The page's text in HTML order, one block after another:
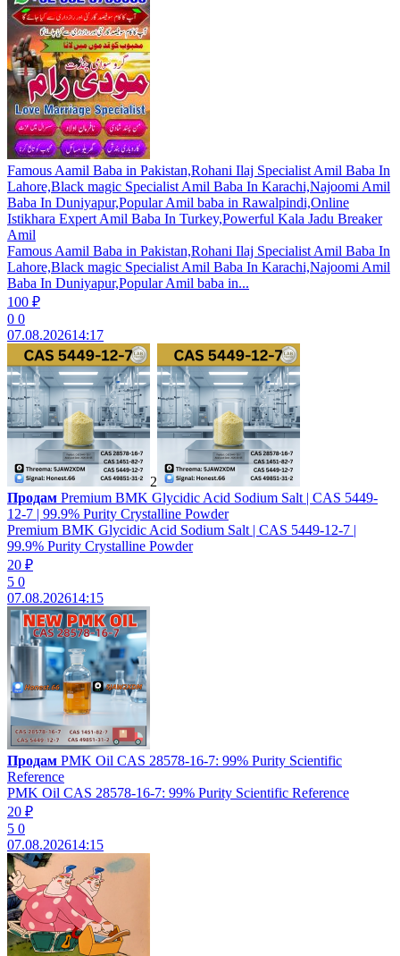
Famous Aamil Baba in Pakistan,Rohani Ilaj Specialist Amil Baba In
Lahore,Black magic Specialist Amil Baba In Karachi,Najoomi Amil
Baba In Duniyapur,Popular Amil baba in Rawalpindi,Online
Istikhara Expert Amil Baba In Turkey,Powerful Kala Jadu Breaker
Amil
Famous Aamil Baba in Pakistan,Rohani Ilaj Specialist Amil Baba In
Lahore,Black magic Specialist Amil Baba In Karachi,Najoomi Amil
Baba In Duniyapur,Popular Amil baba in...
100 ₽
0 0
07.08.202614:17
2
Продам Premium BMK Glycidic Acid Sodium Salt | CAS 5449-
12-7 | 99.9% Purity Crystalline Powder
Premium BMK Glycidic Acid Sodium Salt | CAS 5449-12-7 |
99.9% Purity Crystalline Powder
20 ₽
5 0
07.08.202614:15
Продам PMK Oil CAS 28578-16-7: 99% Purity Scientific
Reference
PMK Oil CAS 28578-16-7: 99% Purity Scientific Reference
20 ₽
5 0
07.08.202614:15